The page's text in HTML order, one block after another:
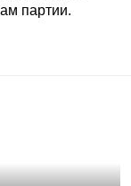
партии.